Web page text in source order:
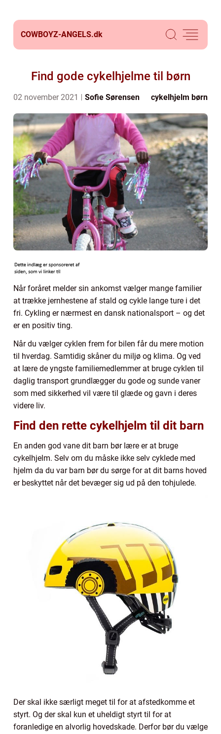
COWBOYZ-ANGELS.dk
Find gode cykelhjelme til børn
02 november 2021 Sofie Sørensen cykelhjelm børn
Når foråret melder sin ankomst vælger mange familier
at trække jernhestene af stald og cykle lange ture i det
fri. Cykling er nærmest en dansk nationalsport – og det
er en positiv ting.
Når du vælger cyklen frem for bilen får du mere motion
til hverdag. Samtidig skåner du miljø og klima. Og ved
at lære de yngste familiemedlemmer at bruge cyklen til
daglig transport grundlægger du gode og sunde vaner
som med sikkerhed vil være til glæde og gavn i deres
videre liv.
Find den rette cykelhjelm til dit barn
En anden god vane dit barn bør lære er at bruge
cykelhjelm. Selv om du måske ikke selv cyklede med
hjelm da du var barn bør du sørge for at dit barns hoved
er beskyttet når det bevæger sig ud på den tohjulede.
Der skal ikke særligt meget til for at afstedkomme et
styrt. Og der skal kun et uheldigt styrt til for at
foranledige en alvorlig hovedskade. Derfor bør du vælge